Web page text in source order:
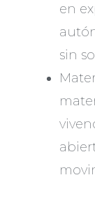
en
sin